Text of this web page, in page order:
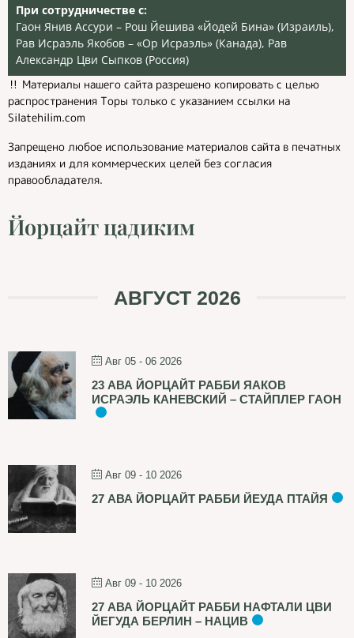
При сотрудничестве с:
Гаон Янив Ассури – Рош Йешива «Йодей Бина» (Израиль),
Рав Исраэль Якобов – «Ор Исраэль» (Канада), Рав
Александр Цви Сыпков (Россия)
‼️ Материалы нашего сайта разрешено копировать с целью
распространения Торы только с указанием ссылки на
Silatehilim.com
Запрещено любое использование материалов сайта в печатных
изданиях и для коммерческих целей без согласия
правообладателя.
Йорцайт цадиким
АВГУСТ 2026
Авг 05 - 06 2026
23 АВА ЙОРЦАЙТ РАББИ ЯАКОВ
ИСРАЭЛЬ КАНЕВСКИЙ – СТАЙПЛЕР ГАОН
Авг 09 - 10 2026
27 АВА ЙОРЦАЙТ РАББИ ЙЕУДА ПТАЙЯ
Авг 09 - 10 2026
27 АВА ЙОРЦАЙТ РАББИ НАФТАЛИ ЦВИ
ЙЕГУДА БЕРЛИН – НАЦИВ